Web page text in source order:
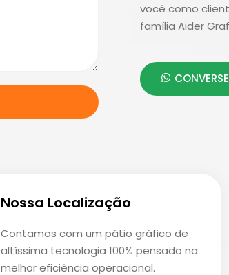
você como
família Aider
Nossa Localização
Contamos com um pátio gráfico de
altíssima tecnologia 100% pensado na
melhor eficiência operacional.